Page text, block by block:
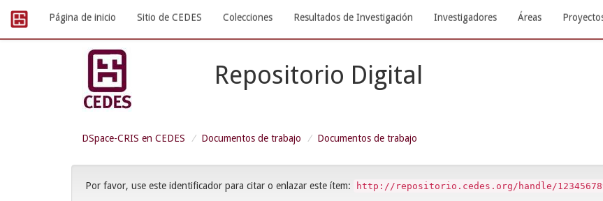
navigation
Página de inicio Sitio de CEDES Colecciones Resultados de Investigación Investigadores Áreas
Repositorio Digital
DSpace-CRIS en CEDES Documentos de trabajo Documentos de trabajo
Por favor, use este identificador para citar o enlazar este ítem: http://repositorio.cedes.org/handle/